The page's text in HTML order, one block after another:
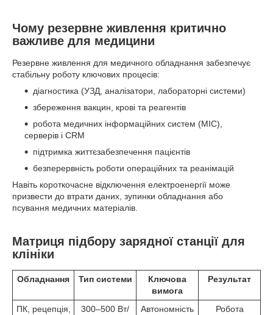
Чому резервне живлення критично
важливе для медицини
Резервне живлення для медичного обладнання забезпечує
стабільну роботу ключових процесів:
діагностика (УЗД, аналізатори, лабораторні системи)
збереження вакцин, крові та реагентів
робота медичних інформаційних систем (МІС),
серверів і CRM
підтримка життєзабезпечення пацієнтів
безперервність роботи операційних та реанімацій
Навіть короткочасне відключення електроенергії може
призвести до втрати даних, зупинки обладнання або
псування медичних матеріалів.
Матриця підбору зарядної станції для
клініки
Обладнання Тип системи
Ключова
вимога
Результат
ПК, рецепція,
300–500 Вт/
Автономність
Робота